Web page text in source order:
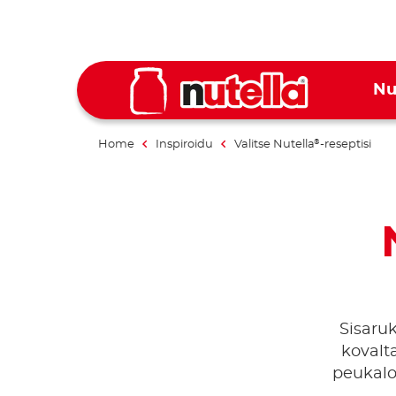
Home Inspiroidu Valitse Nutella®-reseptisi